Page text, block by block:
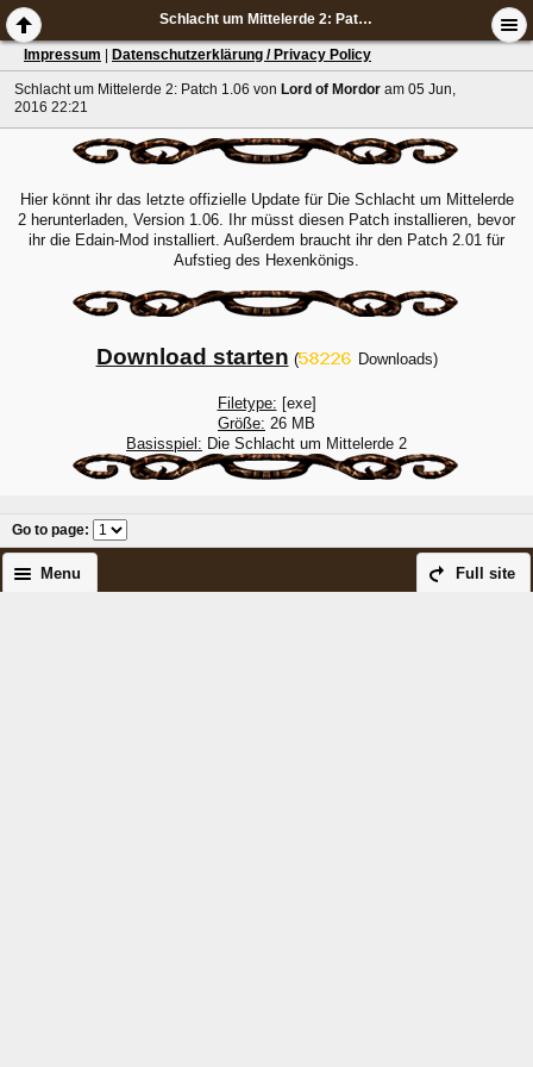
Schlacht um Mittelerde 2: Patch 1.06
Impressum Datenschutzerklärung / Privacy Policy
Schlacht um Mittelerde 2: Patch 1.06 von Lord of Mordor am 05 Jun,
2016 22:21
Hier könnt ihr das letzte offizielle Update für Die Schlacht um Mittelerde
2 herunterladen, Version 1.06. Ihr müsst diesen Patch installieren, bevor
ihr die Edain-Mod installiert. Außerdem braucht ihr den Patch 2.01 für
Aufstieg des Hexenkönigs.
Download starten ( Downloads)
Filetype: [exe]
Größe: 26 MB
Basisspiel: Die Schlacht um Mittelerde 2
Go to page:
Full site
Menu